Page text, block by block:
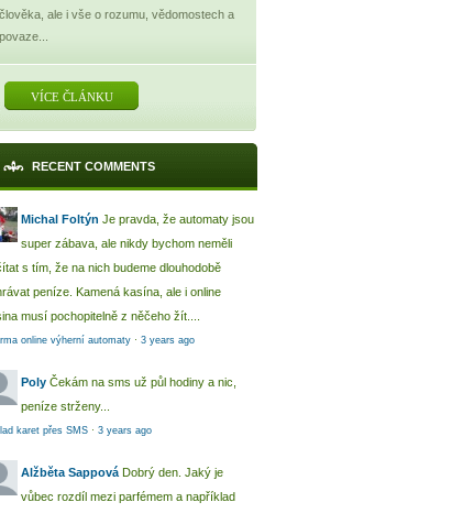
člověka, ale i vše o rozumu, vědomostech a
povaze...
VÍCE ČLÁNKU
RECENT COMMENTS
Michal Foltýn Je pravda, že automaty jsou
super zábava, ale nikdy bychom neměli
s tím, že na nich budeme dlouhodobě
peníze. Kamená kasína, ale i online
musí pochopitelně z něčeho žít....
online výherní automaty · 3 years ago
Poly Čekám na sms už půl hodiny a nic,
peníze strženy...
karet přes SMS · 3 years ago
Alžběta Sappová Dobrý den. Jaký je
vůbec rozdíl mezi parfémem a například